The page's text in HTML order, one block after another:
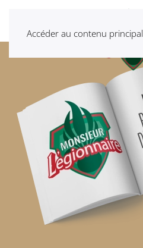
Accéder au contenu principal